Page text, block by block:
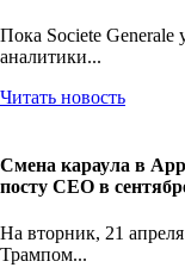
Пока Societe Generale
аналитики...
Читать новость
Смена караула в
посту CEO в
На вторник, 21
Трампом...